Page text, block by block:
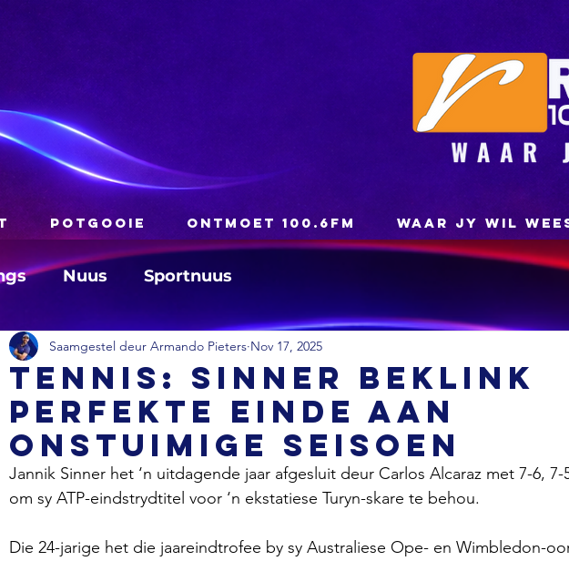
POTGOOIE ONTMOET 100.6FM WAAR JY WIL
Nuus Sportnuus
TENNIS: Sinner beklink
perfekte einde aan
onstuimige seisoen
Saamgestel deur Armando Pieters Nov 17, 2025
Jannik Sinner het ‘n uitdagende jaar afgesluit deur Carlos Alcaraz met 7-6, 7-
om sy ATP-eindstrydtitel voor ‘n ekstatiese Turyn-skare te behou.
Die 24-jarige het die jaareindtrofee by sy Australiese Ope- en Wimbledon-